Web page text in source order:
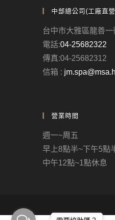
中部總公司(工廠直
台中市大雅區龍善
電話:04-25682322
傳真:04-25682312
信箱 :
營業時間
週一~周五
早上8點半~下午5點
中午12點~1點休息